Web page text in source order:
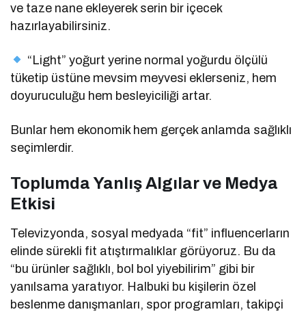
ve taze nane ekleyerek serin bir içecek
hazırlayabilirsiniz.
“Light” yoğurt yerine normal yoğurdu ölçülü
tüketip üstüne mevsim meyvesi eklerseniz, hem
doyuruculuğu hem besleyiciliği artar.
Bunlar hem ekonomik hem gerçek anlamda sağlıklı
seçimlerdir.
Toplumda Yanlış Algılar ve Medya
Etkisi
Televizyonda, sosyal medyada “fit” influencerların
elinde sürekli fit atıştırmalıklar görüyoruz. Bu da
“bu ürünler sağlıklı, bol bol yiyebilirim” gibi bir
yanılsama yaratıyor. Halbuki bu kişilerin özel
beslenme danışmanları, spor programları, takipçi